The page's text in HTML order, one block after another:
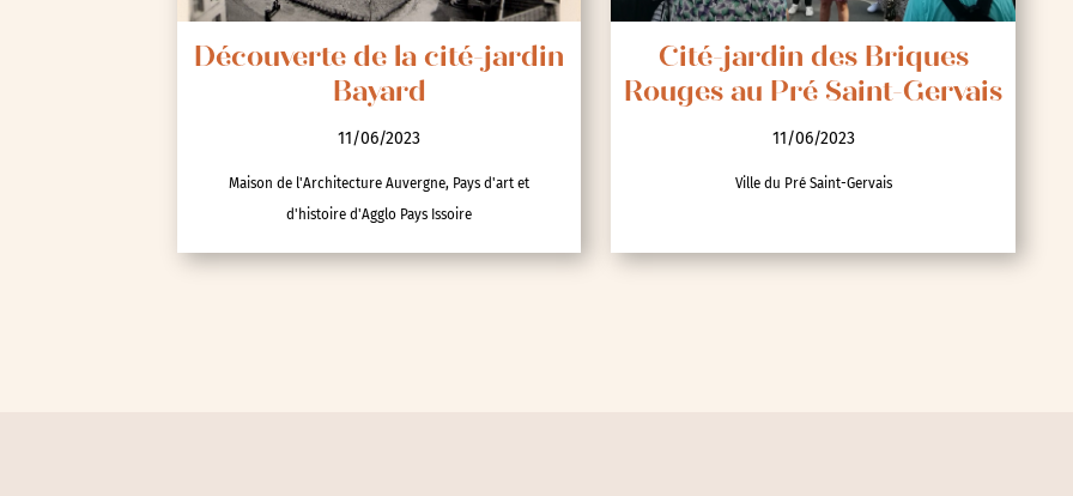
Autre
Essonne (91)
Hauts-de-Seine (92)
Paris (75)
Découverte de la cité-jardin
Bayard
11/06/2023
Maison de l'Architecture Auvergne, Pays d'art et
d'histoire d'Agglo Pays Issoire
Cité-jardin des Briques
Rouges au Pré Saint-Gervais
11/06/2023
Ville du Pré Saint-Gervais